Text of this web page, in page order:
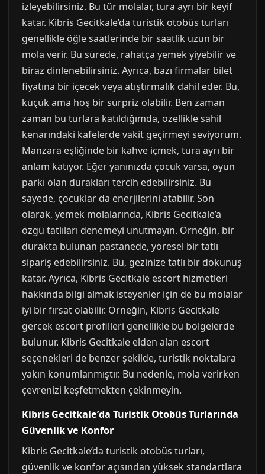
izleyebilirsiniz. Bu tür molalar, tura ayrı bir keyif
katar. Kibris Gecitkale’da turistik otobüs turları
genellikle öğle saatlerinde bir saatlik uzun bir
mola verir. Bu sürede, rahatça yemek yiyebilir ve
biraz dinlenebilirsiniz. Ayrıca, bazı firmalar bilet
fiyatına bir içecek veya atıştırmalık dahil eder. Bu,
küçük ama hoş bir sürpriz olabilir. Ben zaman
zaman bu turlara katıldığımda, özellikle sahil
kenarındaki kafelerde vakit geçirmeyi seviyorum.
Manzara eşliğinde bir kahve içmek, tura ayrı bir
anlam katıyor. Eğer yanınızda çocuk varsa, oyun
parkı olan durakları tercih edebilirsiniz. Bu
sayede, çocuklar da enerjilerini atabilir. Son
olarak, yemek molalarında, Kibris Gecitkale’a
özgü tatlıları denemeyi unutmayın. Örneğin, bir
durakta bulunan pastanede, yöresel bir tatlı
sipariş edebilirsiniz. Bu, gezinize tatlı bir dokunuş
katar. Ayrıca, Kibris Gecitkale escort hizmetleri
hakkında bilgi almak isteyenler için de bu molalar
iyi bir fırsat olabilir. Örneğin, Kibris Gecitkale
gercek escort profilleri genellikle bu bölgelerde
bulunur. Kibris Gecitkale elden alan escort
seçenekleri de benzer şekilde, turistik noktalara
yakın konumlanmıştır. Bu nedenle, mola verirken
çevrenizi keşfetmekten çekinmeyin.
Kibris Gecitkale’da Turistik Otobüs Turlarında
Güvenlik ve Konfor
Kibris Gecitkale’da turistik otobüs turları,
güvenlik ve konfor açısından yüksek standartlara